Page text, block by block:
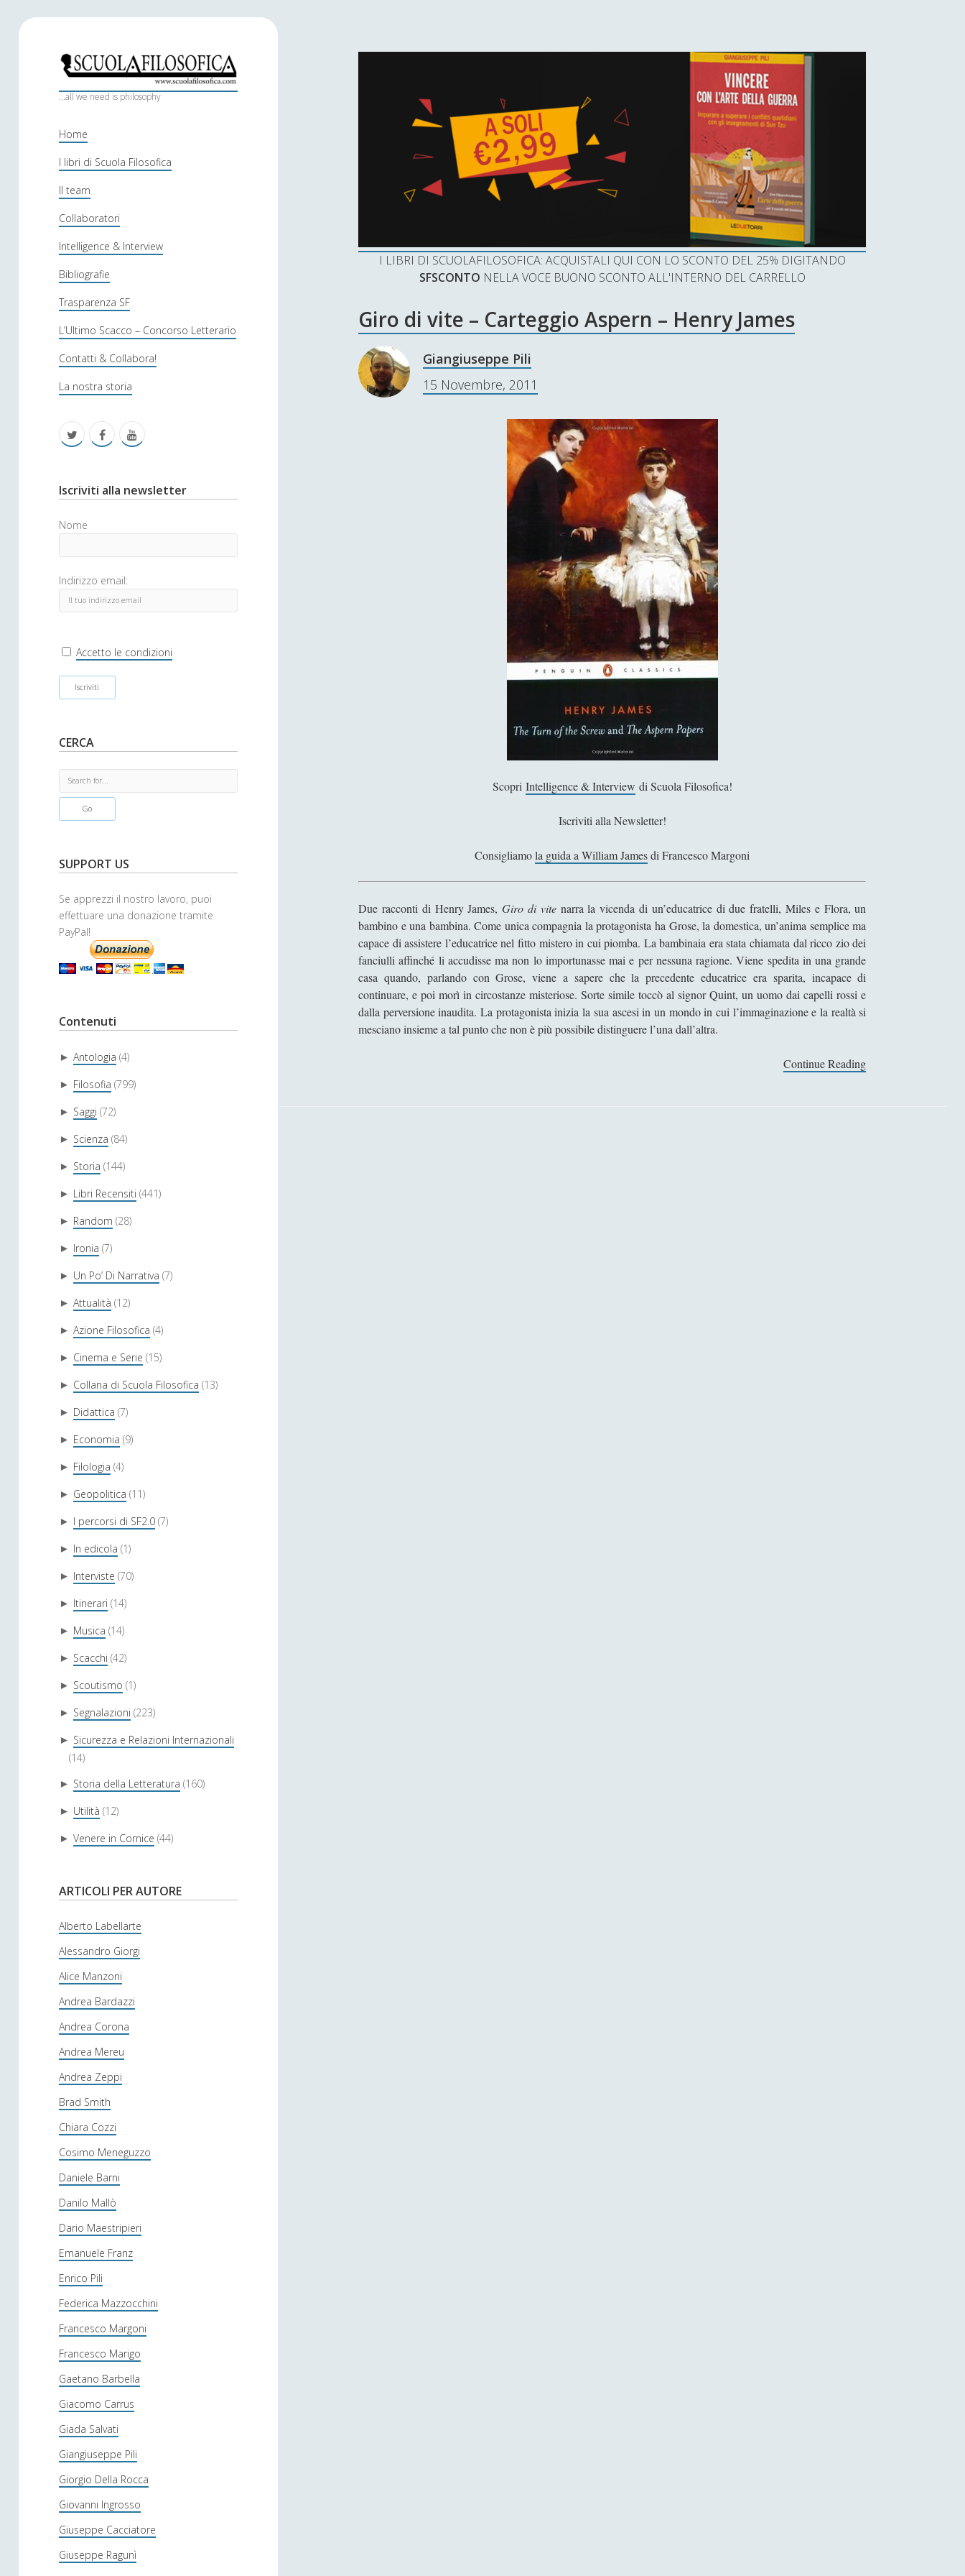
S
c
o
l
a
f
i
l
o
s
o
f
c
...all we need is philosophy
Home
I libri di Scuola Filosofica
Il team
Collaboratori
Intelligence & Interview
Bibliografie
Trasparenza SF
L’Ultimo Scacco – Concorso Letterario
Contatti & Collabora!
La nostra storia
i
t
r
f
c
b
o
k
u
u
e
S
i
e
b
r
Iscriviti alla newsletter
Nome
Indirizzo email:
Accetto le condizioni
CERCA
e
h
SUPPORT US
Se apprezzi il nostro lavoro, puoi
effettuare una donazione tramite
PayPal!
Contenuti
► Antologia (4)
► Filosofia (799)
► Saggi (72)
► Scienza (84)
► Storia (144)
► Libri Recensiti (441)
► Random (28)
► Ironia (7)
► Un Po’ Di Narrativa (7)
► Attualità (12)
► Azione Filosofica (4)
► Cinema e Serie (15)
► Collana di Scuola Filosofica (13)
► Didattica (7)
► Economia (9)
► Filologia (4)
► Geopolitica (11)
► I percorsi di SF2.0 (7)
► In edicola (1)
► Interviste (70)
► Itinerari (14)
► Musica (14)
► Scacchi (42)
► Scoutismo (1)
► Segnalazioni (223)
► Sicurezza e Relazioni Internazionali
(14)
► Storia della Letteratura (160)
► Utilità (12)
► Venere in Cornice (44)
ARTICOLI PER AUTORE
Alberto Labellarte
Alessandro Giorgi
Alice Manzoni
Andrea Bardazzi
Andrea Corona
Andrea Mereu
Andrea Zeppi
Brad Smith
Chiara Cozzi
Cosimo Meneguzzo
Daniele Barni
Danilo Mallò
Dario Maestripieri
Emanuele Franz
Enrico Pili
Federica Mazzocchini
Francesco Margoni
Francesco Marigo
Gaetano Barbella
Giacomo Carrus
Giada Salvati
Giangiuseppe Pili
Giorgio Della Rocca
Giovanni Ingrosso
Giuseppe Cacciatore
Giuseppe Ragunì
I LIBRI DI SCUOLAFILOSOFICA: ACQUISTALI QUI CON LO SCONTO DEL 25% DIGITANDO
SFSCONTO NELLA VOCE BUONO SCONTO ALL'INTERNO DEL CARRELLO
Giro di vite – Carteggio Aspern – Henry James
Giangiuseppe Pili
15 Novembre, 2011
Scopri Intelligence & Interview di Scuola Filosofica!
Iscriviti alla Newsletter!
Consigliamola guida a William Jamesdi Francesco Margoni
Due racconti di Henry James,Giro di vitenarra la vicenda di un’educatrice di due fratelli, Miles e Flora, un
bambino e una bambina. Come unica compagnia la protagonista ha Grose, la domestica, un’anima semplice ma
capace di assistere l’educatrice nel fitto mistero in cui piomba. La bambinaia era stata chiamata dal ricco zio dei
fanciulli affinché li accudisse ma non lo importunasse mai e per nessuna ragione. Viene spedita in una grande
casa quando, parlando con Grose, viene a sapere che la precedente educatrice era sparita, incapace di
continuare, e poi morì in circostanze misteriose. Sorte simile toccò al signor Quint, un uomo dai capelli rossi e
dalla perversione inaudita. La protagonista inizia la sua ascesi in un mondo in cui l’immaginazione e la realtà si
mesciano insieme a tal punto che non è più possibile distinguere l’una dall’altra.
Continue Reading